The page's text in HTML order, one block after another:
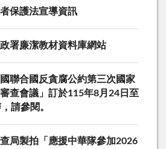
保護法宣導資訊
署廉潔教材資料庫網站
國聯合國反貪腐公約第三次國家
查會議」訂於115年8月24日至
請參閱。
局製拍「應援中華隊參加2026